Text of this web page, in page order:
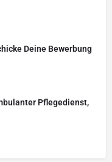
Deine Bewerbung
Pflegedienst,